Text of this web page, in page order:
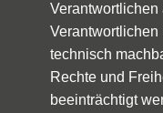
Verantwortlichen
technisch
Rechte und
beeinträchtigt